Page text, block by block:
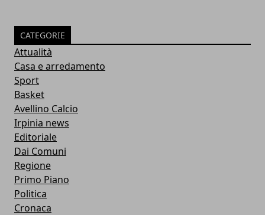
CATEGORIE
Attualità
Casa e arredamento
Sport
Basket
Avellino Calcio
Irpinia news
Editoriale
Dai Comuni
Regione
Primo Piano
Politica
Cronaca